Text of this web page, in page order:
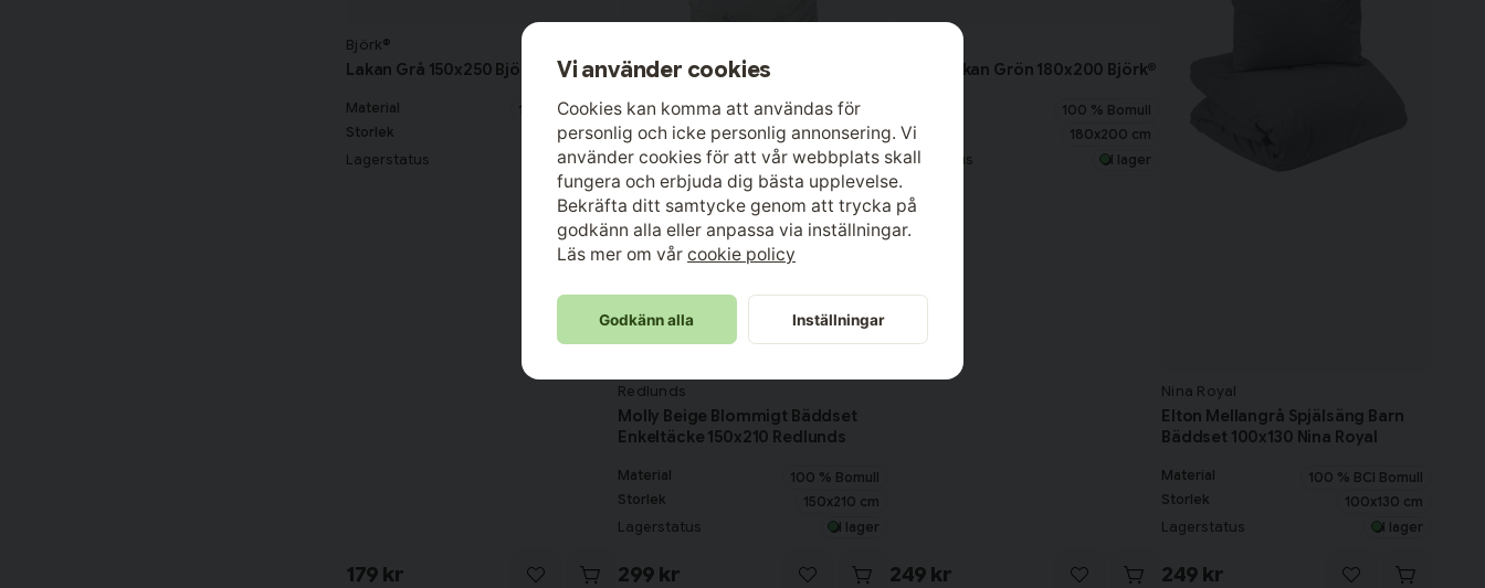
Björk®
Lakan Grå 150x250 Björk®
Material
100 % Bomull
Storlek
150x250 cm
Lagerstatus I lager
179 kr
Redlunds
Molly Beige Blommigt Bäddset
Enkeltäcke 150x210 Redlunds
Material
100 % Bomull
Storlek
150x210 cm
Lagerstatus I lager
299 kr
Dra på Lakan Grön 180x200 Björk®
100 % Bomull
Storlek
180x200 cm
Lagerstatus I lager
249 kr
Nina Royal
Elton Mellangrå Spjälsäng Barn
Bäddset 100x130 Nina Royal
Material
100 % BCI Bomull
Storlek
100x130 cm
Lagerstatus I lager
249 kr
Vi använder cookies
Cookies kan komma att användas för
personlig och icke personlig annonsering. Vi
använder cookies för att vår webbplats skall
fungera och erbjuda dig bästa upplevelse.
Bekräfta ditt samtycke genom att trycka på
godkänn alla eller anpassa via inställningar.
Läs mer om vår cookie policy
Godkänn alla Inställningar